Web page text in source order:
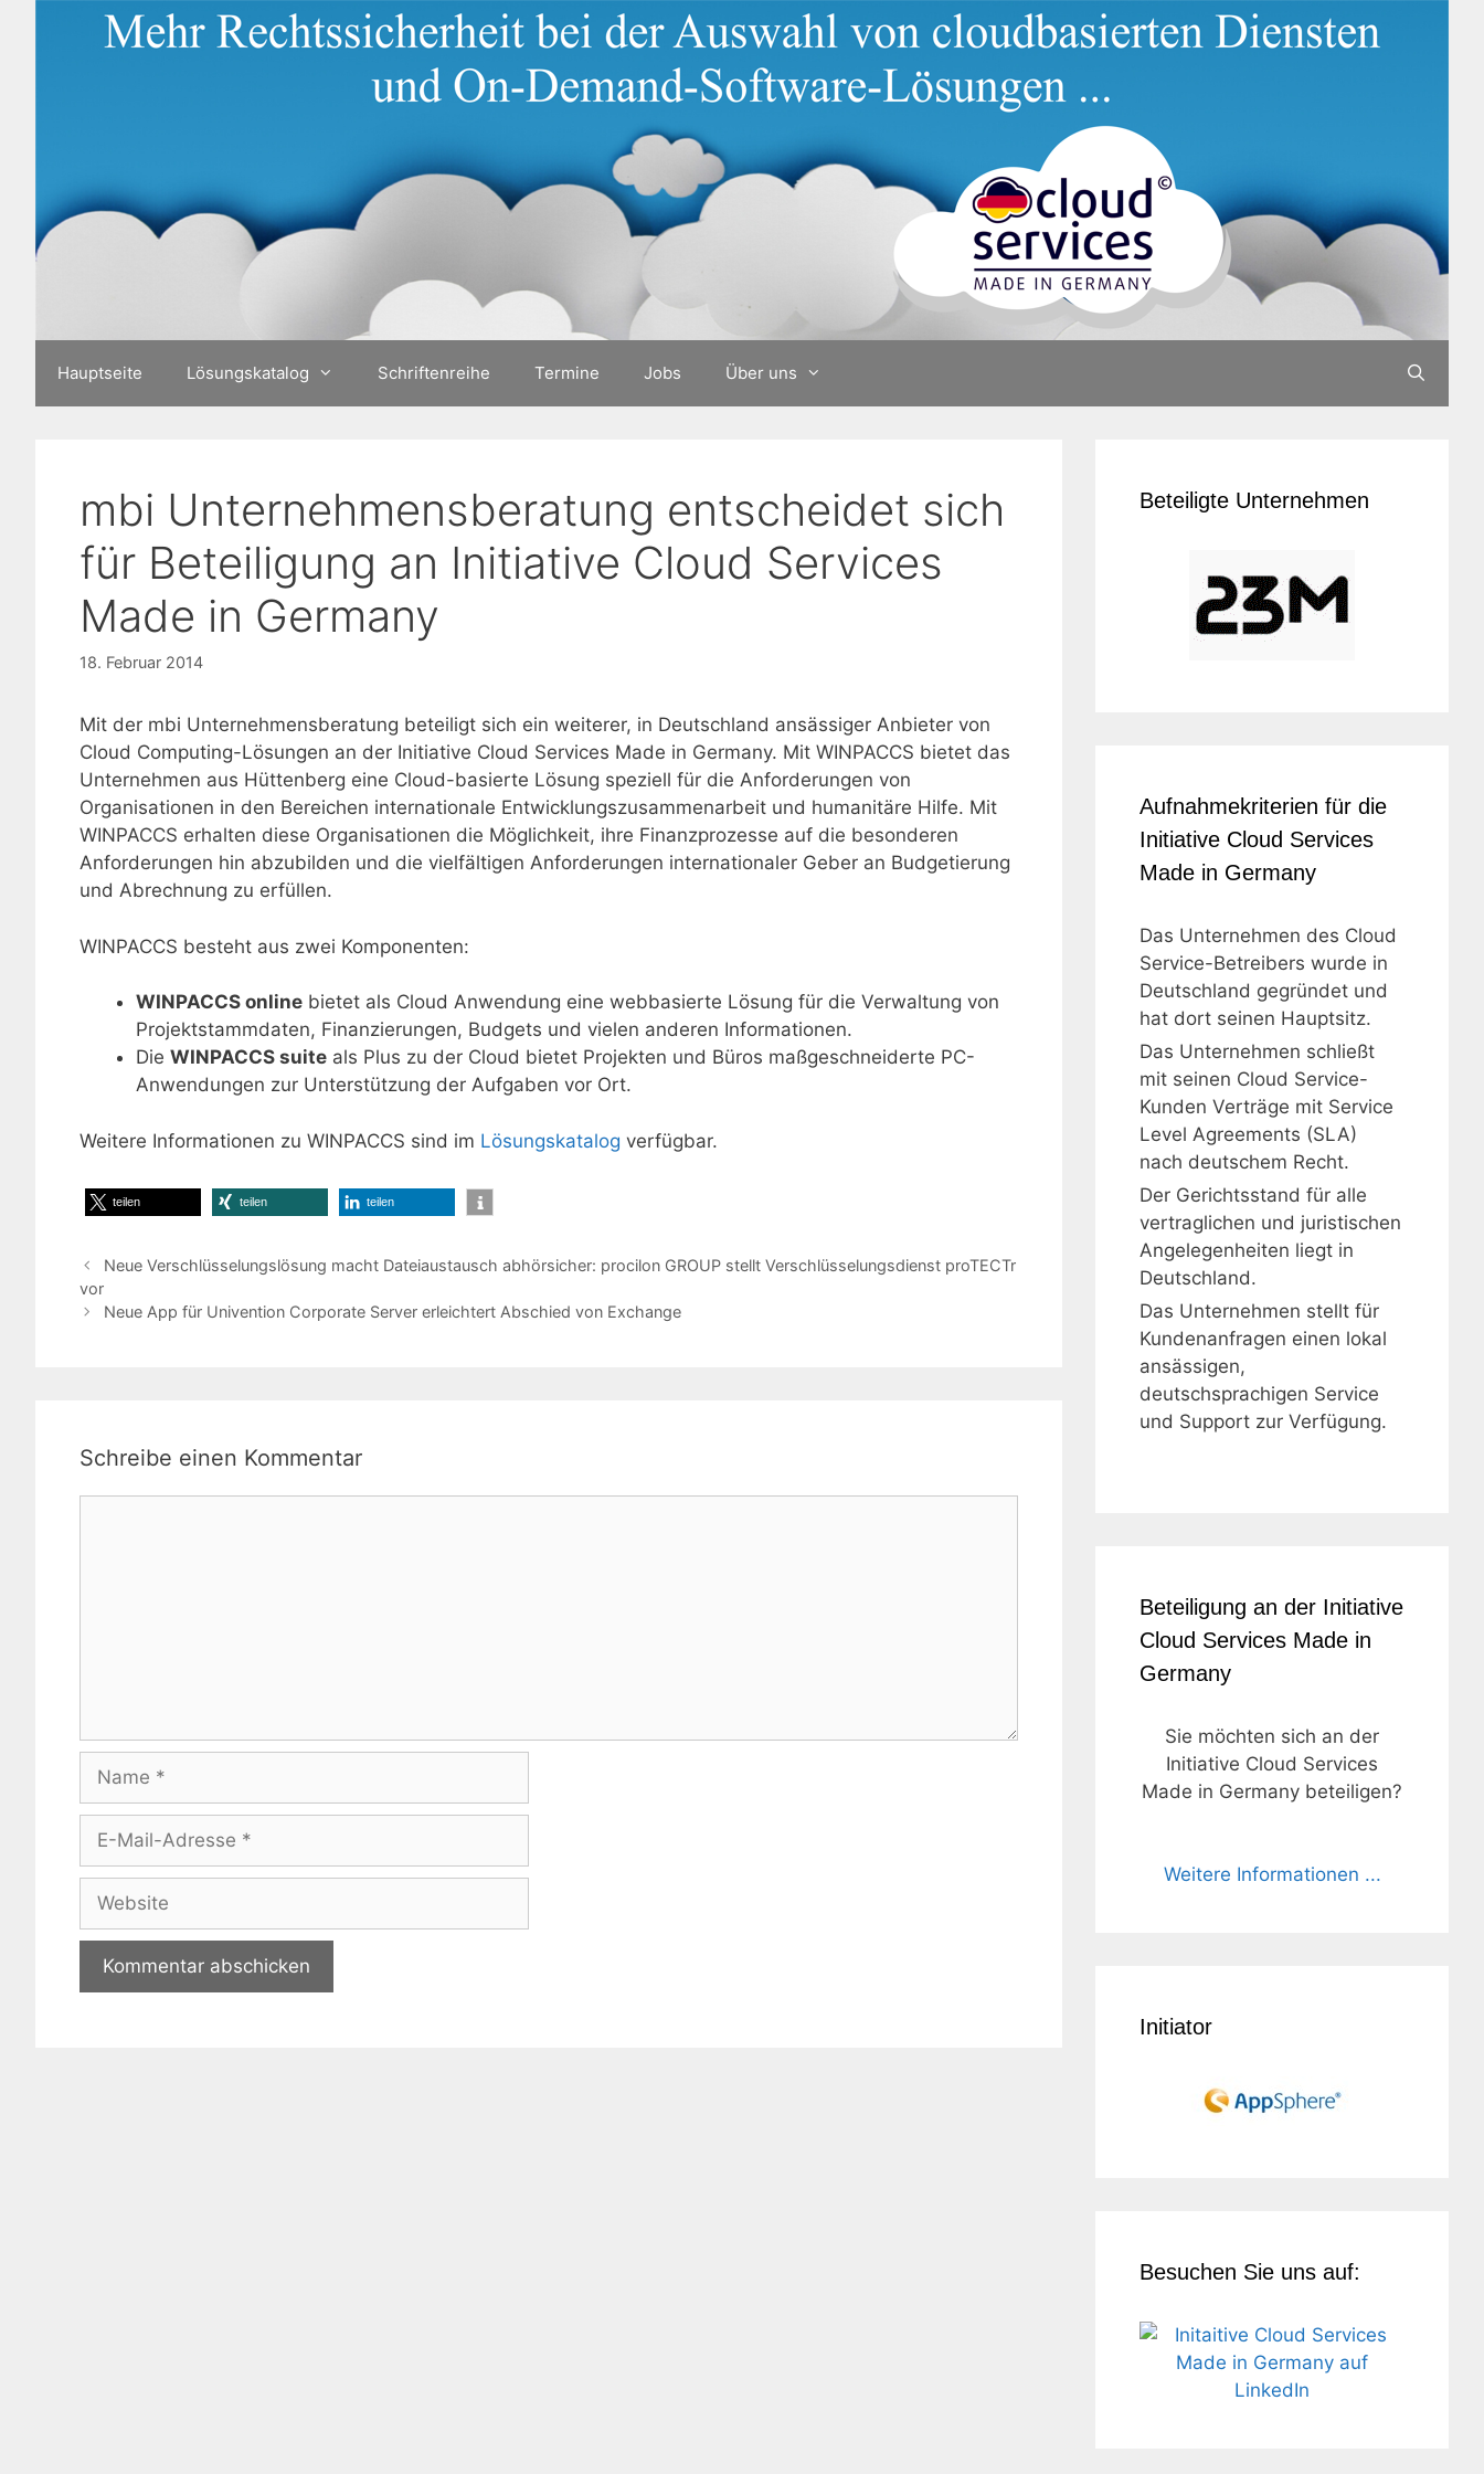
Hauptseite Lösungskatalog Schriftenreihe Termine Jobs Über uns
mbi Unternehmensberatung entscheidet sich
für Beteiligung an Initiative Cloud Services
Made in Germany
18. Februar 2014
Mit der mbi Unternehmensberatung beteiligt sich ein weiterer, in Deutschland ansässiger Anbieter von
Cloud Computing-Lösungen an der Initiative Cloud Services Made in Germany. Mit WINPACCS bietet das
Unternehmen aus Hüttenberg eine Cloud-basierte Lösung speziell für die Anforderungen von
Organisationen in den Bereichen internationale Entwicklungszusammenarbeit und humanitäre Hilfe. Mit
WINPACCS erhalten diese Organisationen die Möglichkeit, ihre Finanzprozesse auf die besonderen
Anforderungen hin abzubilden und die vielfältigen Anforderungen internationaler Geber an Budgetierung
und Abrechnung zu erfüllen.
WINPACCS besteht aus zwei Komponenten:
WINPACCS online bietet als Cloud Anwendung eine webbasierte Lösung für die Verwaltung von
Projektstammdaten, Finanzierungen, Budgets und vielen anderen Informationen.
Die WINPACCS suite als Plus zu der Cloud bietet Projekten und Büros maßgeschneiderte PC-
Anwendungen zur Unterstützung der Aufgaben vor Ort.
Weitere Informationen zu WINPACCS sind im Lösungskatalog verfügbar.
teilen teilen teilen
Neue Verschlüsselungslösung macht Dateiaustausch abhörsicher: procilon GROUP stellt Verschlüsselungsdienst proTECTr
vor
Neue App für Univention Corporate Server erleichtert Abschied von Exchange
Schreibe einen Kommentar
Name
Adresse
Website
Beteiligte Unternehmen
Aufnahmekriterien für die
Initiative Cloud Services
Made in Germany
Das Unternehmen des Cloud
Service-Betreibers wurde in
Deutschland gegründet und
hat dort seinen Hauptsitz.
Das Unternehmen schließt
mit seinen Cloud Service-
Kunden Verträge mit Service
Level Agreements (SLA)
nach deutschem Recht.
Der Gerichtsstand für alle
vertraglichen und juristischen
Angelegenheiten liegt in
Deutschland.
Das Unternehmen stellt für
Kundenanfragen einen lokal
ansässigen,
deutschsprachigen Service
und Support zur Verfügung.
Beteiligung an der Initiative
Cloud Services Made in
Germany
Sie möchten sich an der
Initiative Cloud Services
Made in Germany beteiligen?
Weitere Informationen ...
Initiator
Besuchen Sie uns auf: